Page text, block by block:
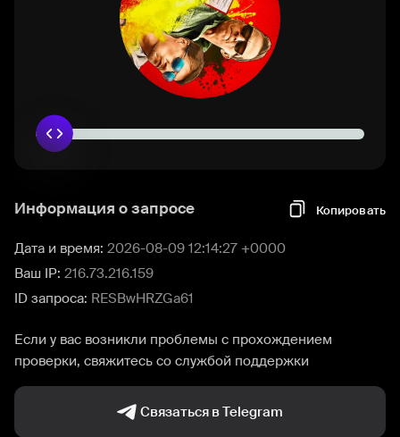
Информация о запросе Копировать
Дата и время: 2026-08-09 12:14:27 +0000
Ваш IP: 216.73.216.159
ID запроса: RESBwHRZGa61
Если у вас возникли проблемы с прохождением
проверки, свяжитесь со службой поддержки
Связаться в Telegram